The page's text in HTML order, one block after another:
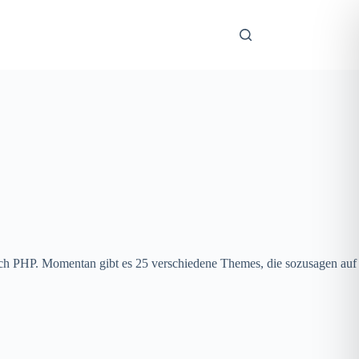
Momentan gibt es 25 verschiedene Themes, die sozusagen auf